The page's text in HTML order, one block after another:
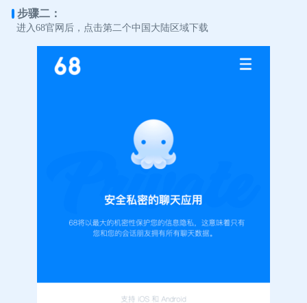
步骤二：
进入68官网后，点击第二个中国大陆区域下载